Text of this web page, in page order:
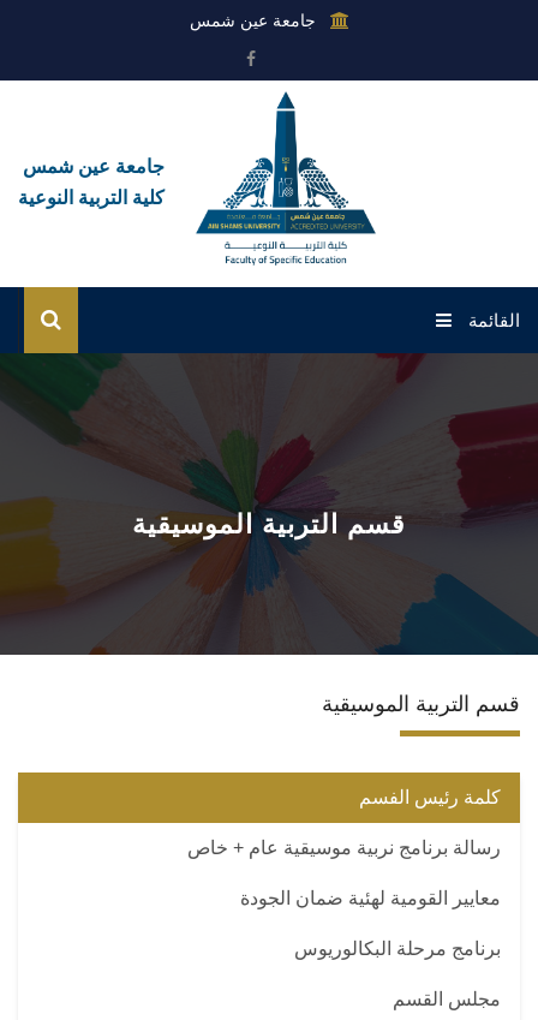
جامعة عين شمس
جامعة عين شمس
كلية التربية النوعية
القائمة
عن الكلية
القطاعات
الاقسام
البرامج الدراسية
قسم التربية الموسيقية
قسم التربية الموسيقية
كلمة رئيس الفسم
رسالة برنامج نربية موسيقية عام + خاص
معايير القومية لهئية ضمان الجودة
برنامج مرحلة البكالوريوس
مجلس القسم